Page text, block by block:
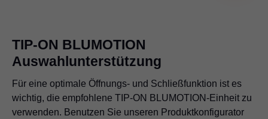
TIP-ON BLUMOTION
Auswahlunterstützung
Für eine optimale Öffnungs- und Schließfunktion ist es
wichtig, die empfohlene TIP-ON BLUMOTION-Einheit zu
verwenden. Benutzen Sie unseren Produktkonfigurator